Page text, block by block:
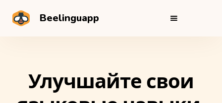
Beelinguapp
Улучшайте свои